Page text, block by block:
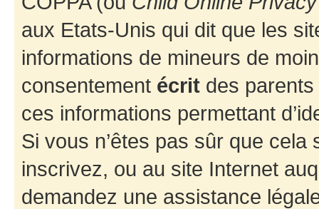
aux Etats-Unis qui dit que les
informations de mineurs de
consentement écrit des parents
ces informations permettant
Si vous n’êtes pas sûr que
inscrivez, ou au site Internet
demandez une assistance